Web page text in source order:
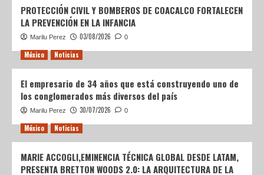
PROTECCIÓN CIVIL Y BOMBEROS DE COACALCO FORTALECEN
LA PREVENCIÓN EN LA INFANCIA
Marilu Perez 03/08/2026 0
México Noticias
El empresario de 34 años que está construyendo uno de
los conglomerados más diversos del país
Marilu Perez 30/07/2026 0
México Noticias
MARIE ACCOGLI,EMINENCIA TÉCNICA GLOBAL DESDE LATAM,
PRESENTA BRETTON WOODS 2.0: LA ARQUITECTURA DE LA